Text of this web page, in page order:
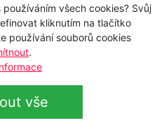
všech cookies? Svůj
kliknutím na tlačítko
používání souborů cookies
.
vše
Koupit
Popis